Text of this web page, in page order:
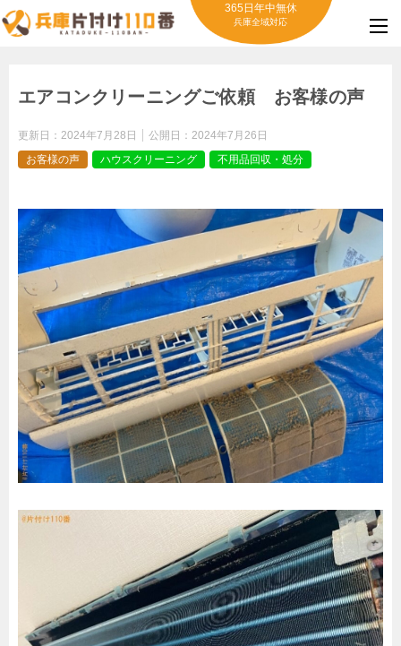
365日年中無休
兵庫全域対応
エアコンクリーニングご依頼 お客様の声
更新日： 2024年7月28日 公開日： 2024年7月26日
お客様の声
ハウスクリーニング 不用品回収・処分